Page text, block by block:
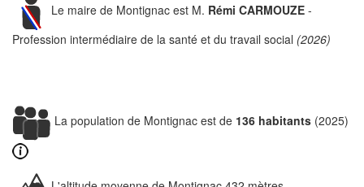
Le maire de Montignac est M. Rémi CARMOUZE -
Profession intermédiaire de la santé et du travail social (2026)
La population de Montignac est de 136 habitants (2025)